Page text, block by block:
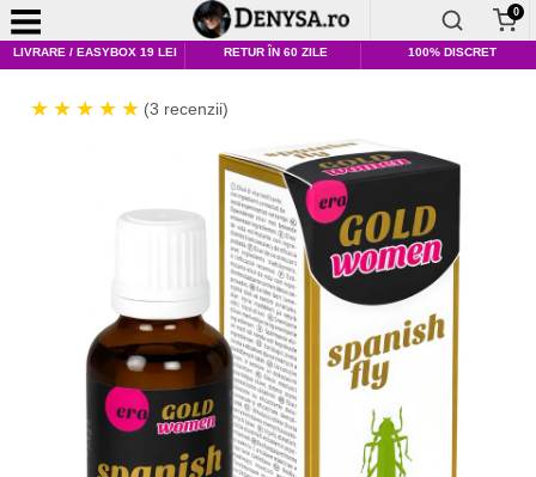
0
LIVRARE / EASYBOX 19 LEI RETUR ÎN 60 ZILE 100% DISCRET
(3 recenzii)